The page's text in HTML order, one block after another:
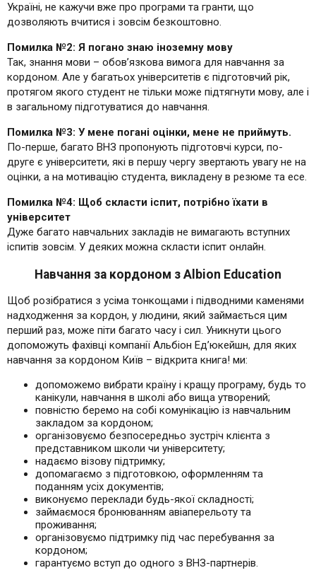
Україні, не кажучи вже про програми та гранти, що
дозволяють вчитися і зовсім безкоштовно.
Помилка №2: Я погано знаю іноземну мову
Так, знання мови – обов’язкова вимога для навчання за
кордоном. Але у багатьох університетів є підготовчий рік,
протягом якого студент не тільки може підтягнути мову, але і
в загальному підготуватися до навчання.
Помилка №3: ​​У мене погані оцінки, мене не приймуть.
По-перше, багато ВНЗ пропонують підготовчі курси, по-
друге є університети, які в першу чергу звертають увагу не на
оцінки, а на мотивацію студента, викладену в резюме та есе.
Помилка №4: Щоб скласти іспит, потрібно їхати в
університет
Дуже багато навчальних закладів не вимагають вступних
іспитів зовсім. У деяких можна скласти іспит онлайн.
Навчання за кордоном з Albion Education
Щоб розібратися з усіма тонкощами і підводними каменями
надходження за кордон, у людини, який займається цим
перший раз, може піти багато часу і сил. Уникнути цього
допоможуть фахівці компанії Альбіон Ед’юкейшн, для яких
навчання за кордоном Київ – відкрита книга! ми:
допоможемо вибрати країну і кращу програму, будь то
канікули, навчання в школі або вища утворений;
повністю беремо на собі комунікацію із навчальним
закладом за кордоном;
організовуємо безпосередньо зустріч клієнта з
представником школи чи університету;
надаємо візову підтримку;
допомагаємо з підготовкою, оформленням та
поданням усіх документів;
виконуємо переклади будь-якої складності;
займаємося бронюванням авіаперельоту та
проживання;
організовуємо підтримку під час перебування за
кордоном;
гарантуємо вступ до одного з ВНЗ-партнерів.